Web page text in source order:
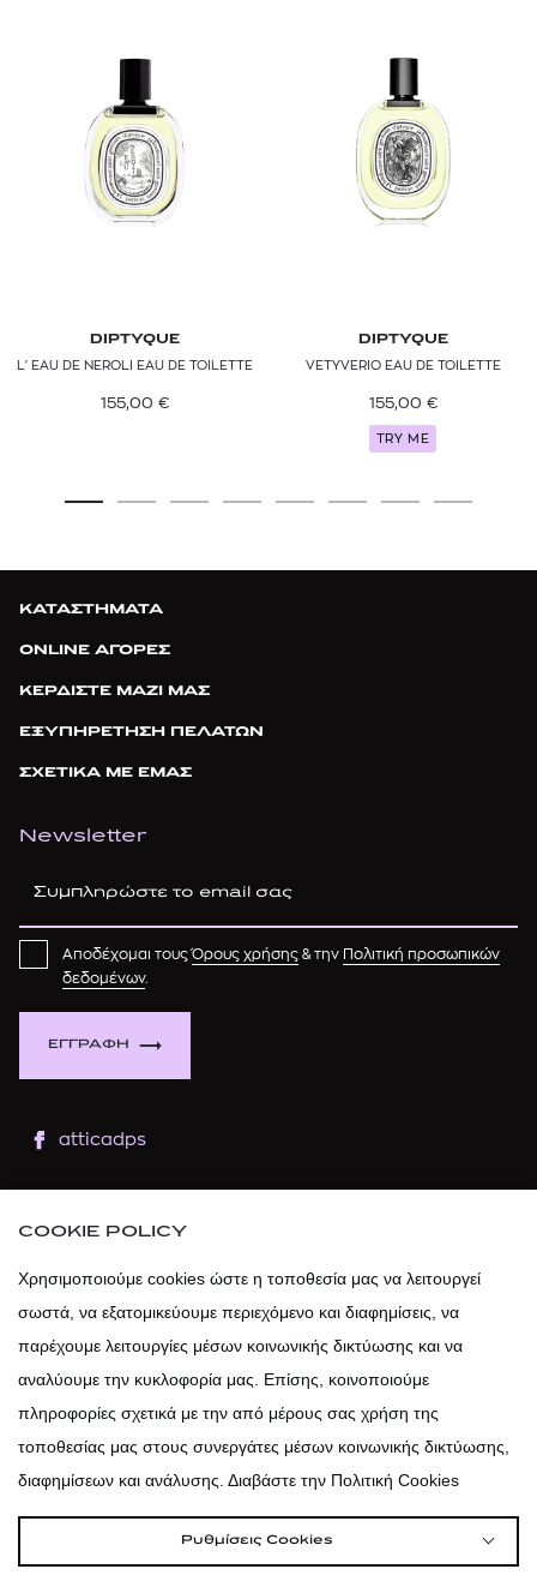
DIPTYQUE
L' EAU DE NEROLI EAU DE TOILETTE
155,00 €
DIPTYQUE
VETYVERIO EAU DE TOILETTE
155,00 €
TRY ME
ΚΑΤΑΣΤΗΜΑΤΑ
ONLINE ΑΓΟΡΕΣ
ΚΕΡΔΙΣΤΕ ΜΑΖΙ ΜΑΣ
ΕΞΥΠΗΡΕΤΗΣΗ ΠΕΛΑΤΩΝ
ΣΧΕΤΙΚΑ ΜΕ ΕΜΑΣ
Newsletter
ΕΓΓΡΑΦΗ
Αποδέχομαι τουςΌρους χρήσης & την Πολιτική προσωπικών
δεδομένων.
atticadps
atticadps
COOKIE POLICY
Χρησιμοποιούμε cookies ώστε η τοποθεσία μας να λειτουργεί
σωστά, να εξατομικεύουμε περιεχόμενο και διαφημίσεις, να
παρέχουμε λειτουργίες μέσων κοινωνικής δικτύωσης και να
αναλύουμε την κυκλοφορία μας. Επίσης, κοινοποιούμε
πληροφορίες σχετικά με την από μέρους σας χρήση της
τοποθεσίας μας στους συνεργάτες μέσων κοινωνικής δικτύωσης,
διαφημίσεων και ανάλυσης. Διαβάστε την Πολιτική Cookies
Ρυθμίσεις Cookies